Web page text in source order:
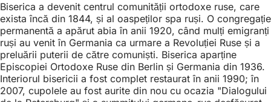
Biserica a devenit centrul comunității ortodoxe ruse, care
exista încă din 1844, și al oaspeților spa ruși. O congregație
permanentă a apărut abia în anii 1920, când mulți emigranți
ruși au venit în Germania ca urmare a Revoluției Ruse și a
preluării puterii de către comuniști. Biserica aparține
Episcopiei Ortodoxe Ruse din Berlin și Germania din 1936.
Interiorul bisericii a fost complet restaurat în anii 1990; în
2007, cupolele au fost aurite din nou cu ocazia "Dialogului